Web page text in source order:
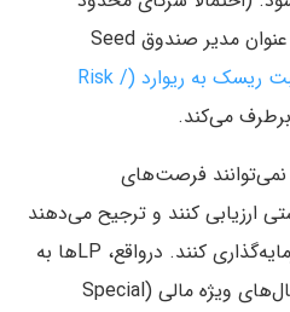
می‌گویند ما در صندوق شما به عنوان مدیر صندوق Seed
نسبت ریسک به ریوارد (Risk /
فرصت‌های
ارزیابی کنند و ترجیح می‌دهند
در یک Opportunity Fund سرمایه‌گذاری کنند. در‌واقع، LPها به
جای سرمایه‌گذاری از طریق کانال‌های ویژه مالی (Special